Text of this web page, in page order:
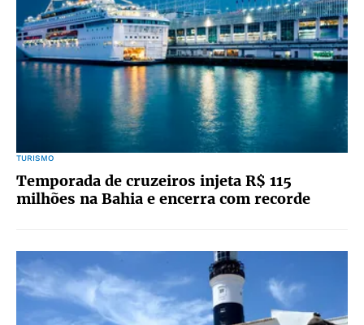
TURISMO
Temporada de cruzeiros injeta R$ 115
milhões na Bahia e encerra com recorde